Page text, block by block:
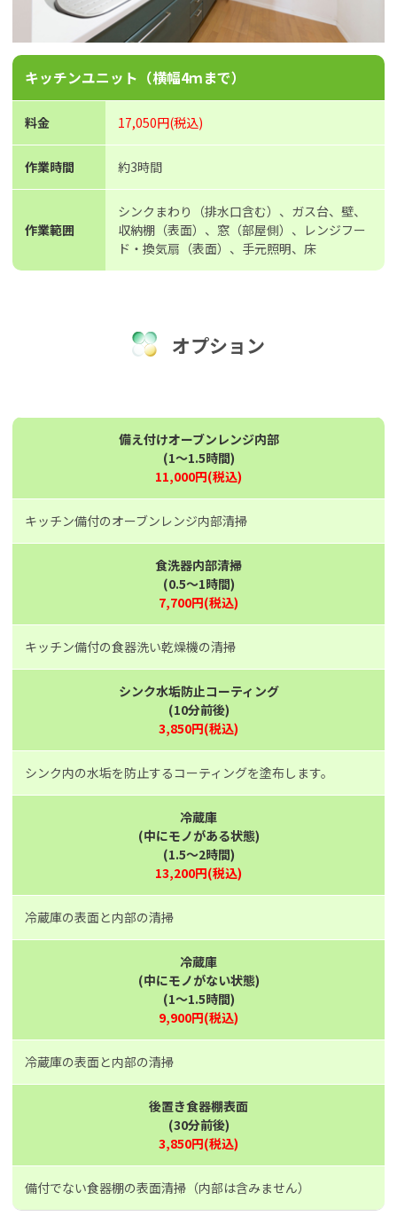
キッチンユニット（横幅4ｍまで）
料金 17,050円(税込)
作業時間 約3時間
作業範囲
シンクまわり（排水口含む）、ガス台、壁、
収納棚（表面）、窓（部屋側）、レンジフー
ド・換気扇（表面）、手元照明、床
オプション
備え付けオーブンレンジ内部
(1～1.5時間)
11,000円(税込)
キッチン備付のオーブンレンジ内部清掃
食洗器内部清掃
(0.5～1時間)
7,700円(税込)
キッチン備付の食器洗い乾燥機の清掃
シンク水垢防止コーティング
(10分前後)
3,850円(税込)
シンク内の水垢を防止するコーティングを塗布します。
冷蔵庫
(中にモノがある状態)
(1.5～2時間)
13,200円(税込)
冷蔵庫の表面と内部の清掃
冷蔵庫
(中にモノがない状態)
(1～1.5時間)
9,900円(税込)
冷蔵庫の表面と内部の清掃
後置き食器棚表面
(30分前後)
3,850円(税込)
備付でない食器棚の表面清掃（内部は含みません）